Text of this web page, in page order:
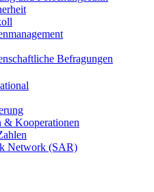
Befragungen
& Kooperationen
Network (SAR)